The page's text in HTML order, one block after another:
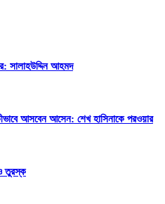
সালাহউদ্দিন আহমদ
আসবেন আসেন: শেখ হাসিনাকে পরওয়ার
তুরস্ক